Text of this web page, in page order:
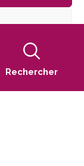
Rechercher